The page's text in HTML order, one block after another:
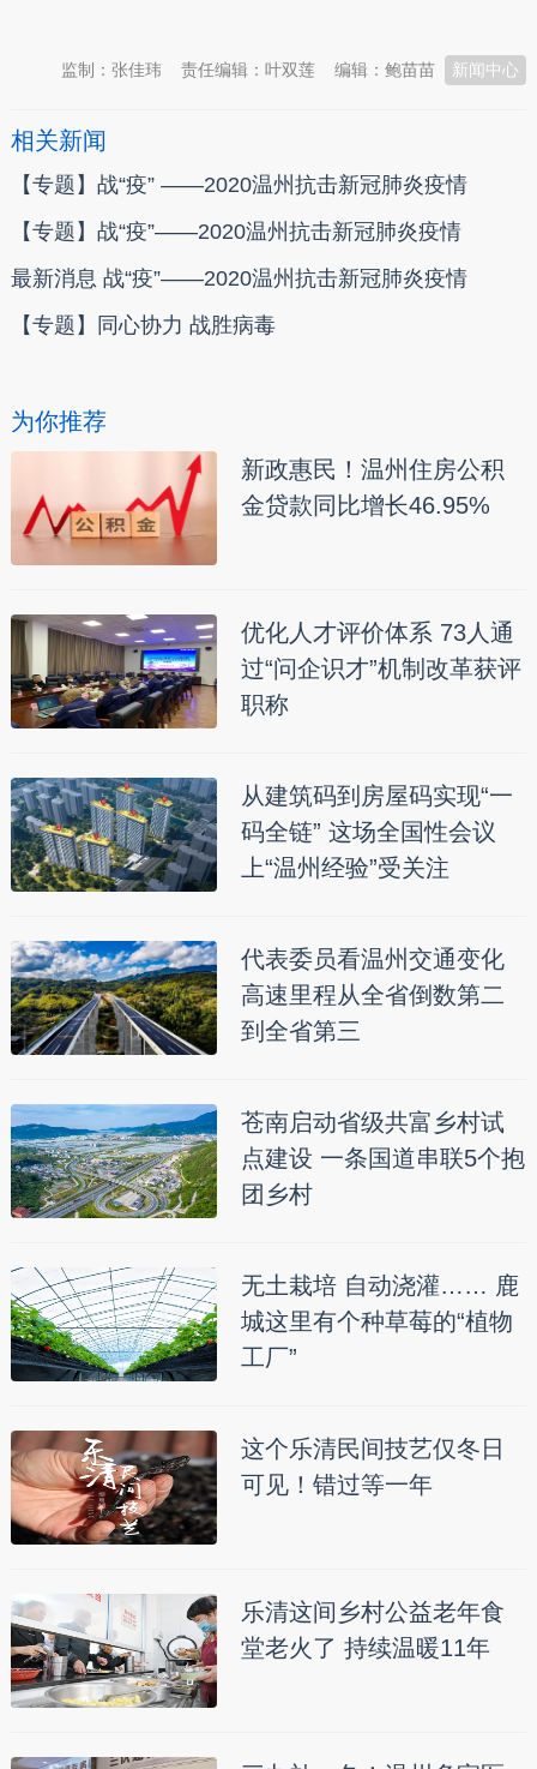
新闻中心
编辑：鲍苗苗
责任编辑：叶双莲
监制：张佳玮
相关新闻
【专题】战“疫” ——2020温州抗击新冠肺炎疫情
【专题】战“疫”——2020温州抗击新冠肺炎疫情
最新消息 战“疫”——2020温州抗击新冠肺炎疫情
【专题】同心协力 战胜病毒
为你推荐
新政惠民！温州住房公积
金贷款同比增长46.95%
优化人才评价体系 73人通
过“问企识才”机制改革获评
职称
从建筑码到房屋码实现“一
码全链” 这场全国性会议
上“温州经验”受关注
代表委员看温州交通变化
高速里程从全省倒数第二
到全省第三
苍南启动省级共富乡村试
点建设 一条国道串联5个抱
团乡村
无土栽培 自动浇灌…… 鹿
城这里有个种草莓的“植物
工厂”
这个乐清民间技艺仅冬日
可见！错过等一年
乐清这间乡村公益老年食
堂老火了 持续温暖11年